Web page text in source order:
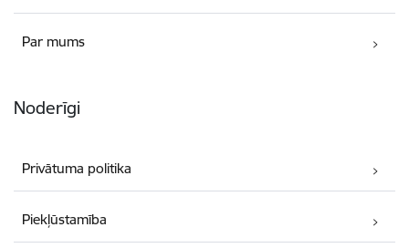
Par mums
Noderīgi
Privātuma politika
Piekļūstamība